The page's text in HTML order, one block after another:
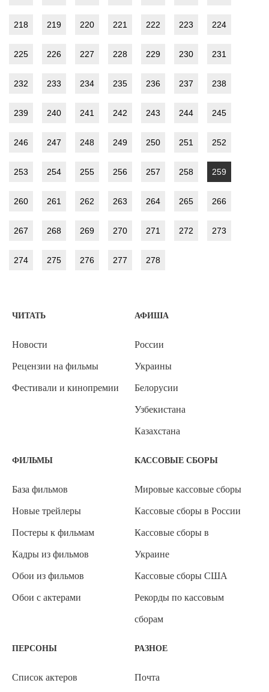
218 219 220 221 222 223 224
225 226 227 228 229 230 231
232 233 234 235 236 237 238
239 240 241 242 243 244 245
246 247 248 249 250 251 252
253 254 255 256 257 258 259
260 261 262 263 264 265 266
267 268 269 270 271 272 273
274 275 276 277 278
ЧИТАТЬ
Новости
Рецензии на фильмы
Фестивали и кинопремии
АФИША
России
Украины
Белорусии
Узбекистана
Казахстана
ФИЛЬМЫ
База фильмов
Новые трейлеры
Постеры к фильмам
Кадры из фильмов
Обои из фильмов
Обои с актерами
КАССОВЫЕ СБОРЫ
Мировые кассовые сборы
Кассовые сборы в России
Кассовые сборы в
Украине
Кассовые сборы США
Рекорды по кассовым
сборам
ПЕРСОНЫ
Список актеров
РАЗНОЕ
Почта